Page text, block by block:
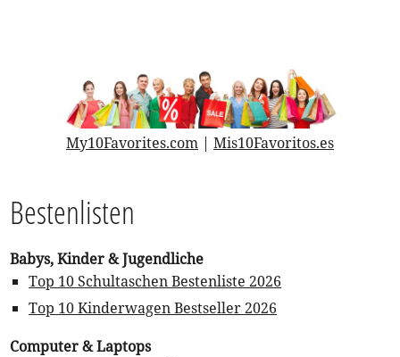
My10Favorites.com | Mis10Favoritos.es
Bestenlisten
Babys, Kinder & Jugendliche
Top 10 Schultaschen Bestenliste 2026
Top 10 Kinderwagen Bestseller 2026
Computer & Laptops